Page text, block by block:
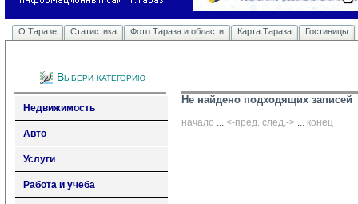
О Таразе Статистика Фото Тараза и области Карта Тараза Гостиницы
Выбери категорию
Недвижимость
Авто
Услуги
Работа и учеба
Не найдено подходящих записей
начало ... <-пред. след.-> ... конец